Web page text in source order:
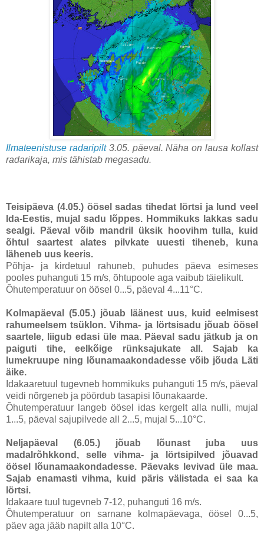
Ilmateenistuse radaripilt3.05. päeval. Näha on lausa kollast
radarikaja, mis tähistab megasadu.
Teisipäeva (4.05.)öösel sadas tihedat lörtsi ja lund veel
Ida-Eestis, mujal sadu lõppes. Hommikuks lakkas sadu
sealgi. Päeval võib mandril üksik hoovihm tulla, kuid
õhtul saartest alates pilvkate uuesti tiheneb, kuna
läheneb uus keeris.
Põhja- ja kirdetuul rahuneb, puhudes päeva esimeses
pooles puhanguti 15 m/s, õhtupoole aga vaibub täielikult.
Õhutemperatuur on öösel 0...5, päeval 4...11°C.
Kolmapäeval (5.05.) jõuab läänest uus, kuid eelmisest
rahumeelsem tsüklon. Vihma- ja lörtsisadu jõuab öösel
saartele, liigub edasi üle maa. Päeval sadu jätkub ja on
paiguti tihe, eelkõige rünksajukate all. Sajab ka
lumekruupe ning lõunamaakondadesse võib jõuda Läti
äike.
Idakaaretuul tugevneb hommikuks puhanguti 15 m/s, päeval
veidi nõrgeneb ja pöördub tasapisi lõunakaarde.
Õhutemperatuur langeb öösel idas kergelt alla nulli, mujal
1...5, päeval sajupilvede all 2...5, mujal 5...10°C.
Neljapäeval (6.05.) jõuab lõunast juba uus
madalrõhkkond, selle vihma- ja lörtsipilved jõuavad
öösel lõunamaakondadesse. Päevaks levivad üle maa.
Sajab enamasti vihma, kuid päris välistada ei saa ka
lörtsi.
Idakaare tuul tugevneb 7-12, puhanguti 16 m/s.
Õhutemperatuur on sarnane kolmapäevaga, öösel 0...5,
päev aga jääb napilt alla 10°C.